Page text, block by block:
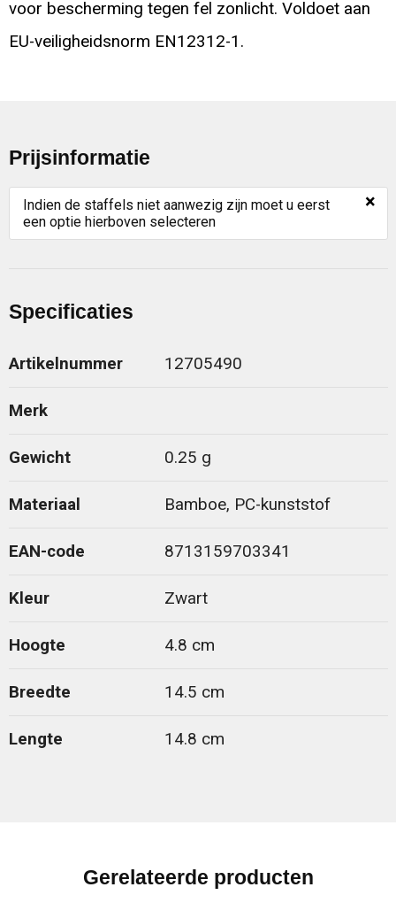
voor bescherming tegen fel zonlicht. Voldoet aan
EU-veiligheidsnorm EN12312-1.
Prijsinformatie
Indien de staffels niet aanwezig zijn moet u eerst
een optie hierboven selecteren
×
Specificaties
Artikelnummer 12705490
Merk
Gewicht 0.25 g
Materiaal Bamboe, PC-kunststof
EAN-code 8713159703341
Kleur Zwart
Hoogte 4.8 cm
Breedte 14.5 cm
Lengte 14.8 cm
Gerelateerde producten